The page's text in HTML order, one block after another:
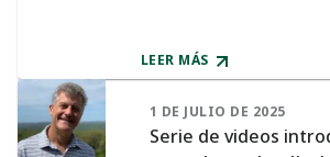
LEER MÁS
1 DE JULIO DE 2025
Serie de videos